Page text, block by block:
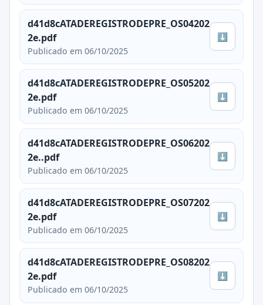
d41d8cATADEREGISTRODEPRE_OS04202
2e.pdf
Publicado em 06/10/2025
⬇
d41d8cATADEREGISTRODEPRE_OS05202
2e.pdf
Publicado em 06/10/2025
⬇
d41d8cATADEREGISTRODEPRE_OS06202
2e..pdf
Publicado em 06/10/2025
⬇
d41d8cATADEREGISTRODEPRE_OS07202
2e.pdf
Publicado em 06/10/2025
⬇
d41d8cATADEREGISTRODEPRE_OS08202
2e.pdf
Publicado em 06/10/2025
⬇